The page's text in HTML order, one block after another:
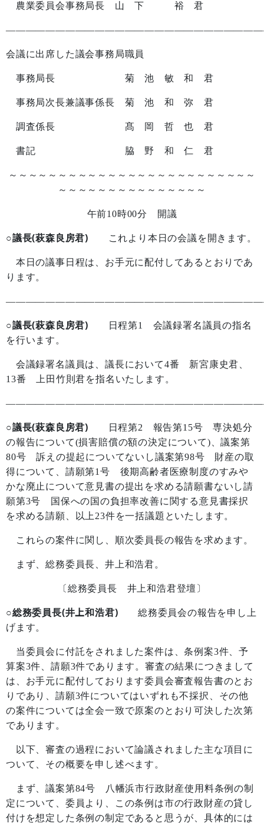
農業委員会事務局長 山 下 裕 君
会議に出席した議会事務局職員
事務局長 菊 池 敏 和 君
事務局次長兼議事係長 菊 池 和 弥 君
調査係長 髙 岡 哲 也 君
書記 脇 野 和 仁 君
～～～～～～～～～～～～～～～～～～～～～～～～～
～～～～～～～～～～～～～～～
午前10時00分 開議
○議長(萩森良房君) これより本日の会議を開きます。
本日の議事日程は、お手元に配付してあるとおりであ
ります。
○議長(萩森良房君) 日程第1
会議録署名議員の指名
を行います。
会議録署名議員は、議長において4番 新宮康史君、
13番 上田竹則君を指名いたします。
○議長(萩森良房君) 日程第2 報告第15号 専決処分
の報告について(損害賠償の額の決定について) 、議案第
80号 訴えの提起についてないし議案第98号 財産の取
得について、請願第1号 後期高齢者医療制度のすみや
かな廃止について意見書の提出を求める請願書ないし請
願第3号 国保への国の負担率改善に関する意見書採択
を求める請願、以上 23件を一括議題といたします。
これらの案件に関し、順次委員長の報告を求めます。
まず、総務委員長、井上和浩君。
〔総務委員長 井上和浩君登壇〕
○総務委員長(井上和浩君) 総務委員会の報告を申し上
げます。
当委員会に付託をされました案件は、条例案3件、予
算案3件、請願3件であります。審査の結果につきまして
は、お手元に配付しております委員会審査報告書のとお
りであり、請願3件についてはいずれも不採択、その他
の案件については全会一致で原案のとおり可決した次第
であります。
以下、審査の過程において論議されました主な項目に
ついて、その概要を申し述べます。
まず、議案第84号 八幡浜市行政財産使用料条例の制
定について、委員より、この条例は市の行政財産の貸し
付けを想定した条例の制定であると思うが、具体的には